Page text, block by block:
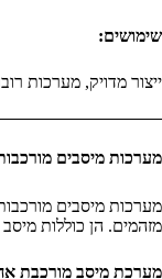
שימושים:
ייצור מדויק, מערכות
מערכות מיסבים
מערכות מיסבים
מזהמים. הן כוללות
מערכת מיסב מורכבת